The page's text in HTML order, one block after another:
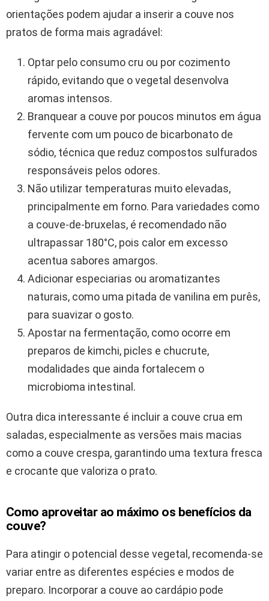
orientações podem ajudar a inserir a couve nos
pratos de forma mais agradável:
Optar pelo consumo cru ou por cozimento
rápido, evitando que o vegetal desenvolva
aromas intensos.
Branquear a couve por poucos minutos em água
fervente com um pouco de bicarbonato de
sódio, técnica que reduz compostos sulfurados
responsáveis pelos odores.
Não utilizar temperaturas muito elevadas,
principalmente em forno. Para variedades como
a couve-de-bruxelas, é recomendado não
ultrapassar 180°C, pois calor em excesso
acentua sabores amargos.
Adicionar especiarias ou aromatizantes
naturais, como uma pitada de vanilina em purês,
para suavizar o gosto.
Apostar na fermentação, como ocorre em
preparos de kimchi, picles e chucrute,
modalidades que ainda fortalecem o
microbioma intestinal.
Outra dica interessante é incluir a couve crua em
saladas, especialmente as versões mais macias
como a couve crespa, garantindo uma textura fresca
e crocante que valoriza o prato.
Como aproveitar ao máximo os benefícios da
couve?
Para atingir o potencial desse vegetal, recomenda-se
variar entre as diferentes espécies e modos de
preparo. Incorporar a couve ao cardápio pode